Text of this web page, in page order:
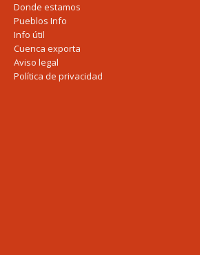
Donde estamos
Pueblos Info
Info útil
Cuenca exporta
Aviso legal
Política de privacidad